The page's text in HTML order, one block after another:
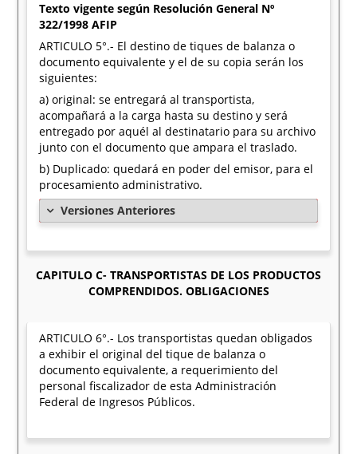
Texto vigente según Resolución General Nº
322/1998 AFIP
ARTICULO 5°.- El destino de tiques de balanza o
documento equivalente y el de su copia serán los
siguientes:
a) original: se entregará al transportista,
acompañará a la carga hasta su destino y será
entregado por aquél al destinatario para su archivo
junto con el documento que ampara el traslado.
b) Duplicado: quedará en poder del emisor, para el
procesamiento administrativo.
Versiones Anteriores
CAPITULO C- TRANSPORTISTAS DE LOS PRODUCTOS
COMPRENDIDOS. OBLIGACIONES
ARTICULO 6°.- Los transportistas quedan obligados
a exhibir el original del tique de balanza o
documento equivalente, a requerimiento del
personal fiscalizador de esta Administración
Federal de Ingresos Públicos.